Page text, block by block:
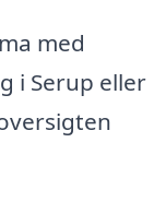
med
i Serup eller